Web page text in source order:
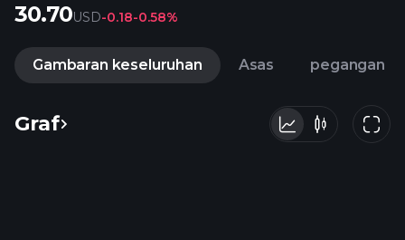
30.70USD-0.18-0.58%
Gambaran keseluruhan Asas pegangan
Graf